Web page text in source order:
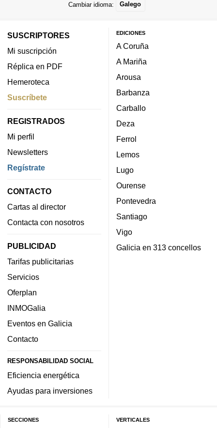
Cambiar idioma: Galego
SUSCRIPTORES
Mi suscripción
Réplica en PDF
Hemeroteca
Suscríbete
REGISTRADOS
Mi perfil
Newsletters
Regístrate
CONTACTO
Cartas al director
Contacta con nosotros
PUBLICIDAD
Tarifas publicitarias
Servicios
Oferplan
INMOGalia
Eventos en Galicia
Contacto
RESPONSABILIDAD SOCIAL
Eficiencia energética
Ayudas para inversiones
EDICIONES
A Coruña
A Mariña
Arousa
Barbanza
Carballo
Deza
Ferrol
Lemos
Lugo
Ourense
Pontevedra
Santiago
Vigo
Galicia en 313 concellos
SECCIONES VERTICALES